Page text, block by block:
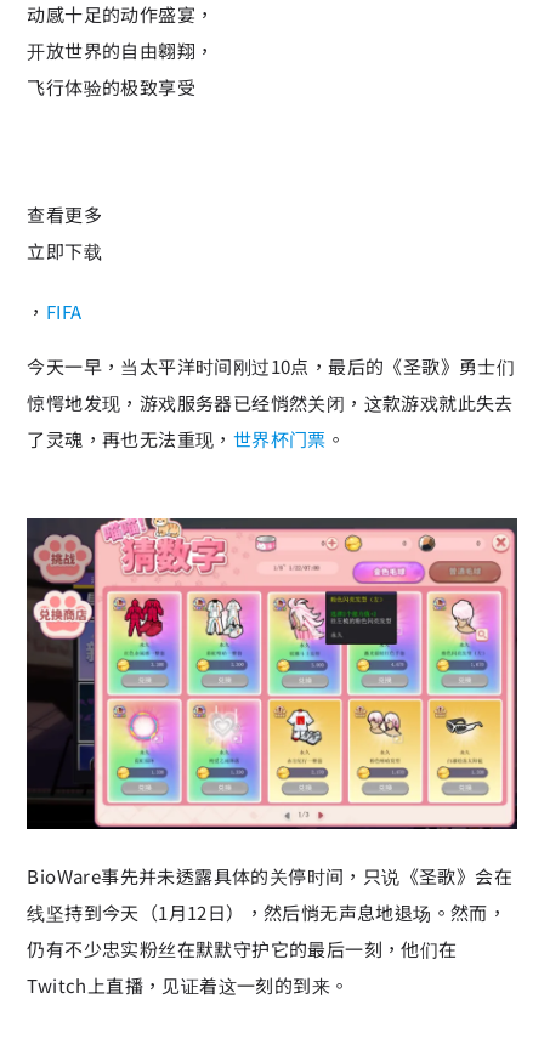
动感十足的动作盛宴，
开放世界的自由翱翔，
飞行体验的极致享受
查看更多
立即下载
， FIFA
今天一早，当太平洋时间刚过10点，最后的《圣歌》勇士们
惊愕地发现，游戏服务器已经悄然关闭，这款游戏就此失去
了灵魂，再也无法重现， 世界杯门票 。
BioWare事先并未透露具体的关停时间，只说《圣歌》会在
线坚持到今天（1月12日），然后悄无声息地退场。然而，
仍有不少忠实粉丝在默默守护它的最后一刻，他们在
Twitch上直播，见证着这一刻的到来。